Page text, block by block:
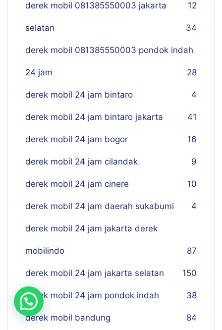
12
derek mobil 081385550003 jakarta
selatan 34
derek mobil 081385550003 pondok indah
24 jam 28
derek mobil 24 jam bintaro 4
derek mobil 24 jam bintaro jakarta 41
derek mobil 24 jam bogor 16
derek mobil 24 jam cilandak 9
derek mobil 24 jam cinere 10
derek mobil 24 jam daerah sukabumi 4
derek mobil 24 jam jakarta derek
mobilindo 87
derek mobil 24 jam jakarta selatan 150
derek mobil 24 jam pondok indah 38
derek mobil bandung 84